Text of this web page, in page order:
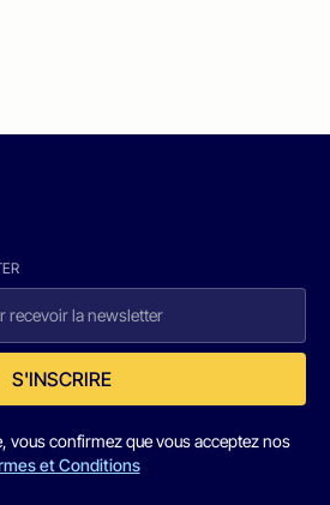
S'INSCRIRE
vous confirmez que vous acceptez nos
et Conditions